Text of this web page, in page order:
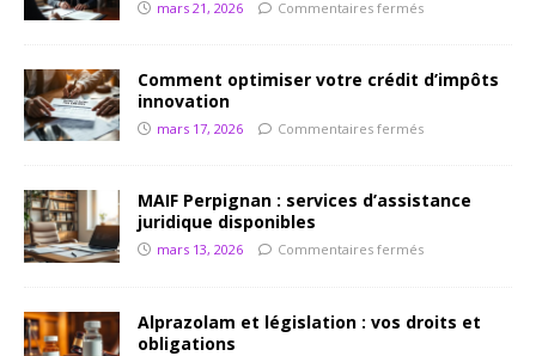
mars 21, 2026 Commentaires fermés
Comment optimiser votre crédit d’impôts
innovation
mars 17, 2026 Commentaires fermés
MAIF Perpignan : services d’assistance
juridique disponibles
mars 13, 2026 Commentaires fermés
Alprazolam et législation : vos droits et
obligations